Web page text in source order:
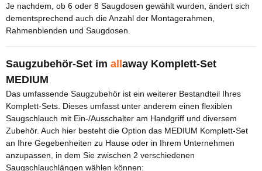
Je nachdem, ob 6 oder 8 Saugdosen gewählt wurden, ändert sich
dementsprechend auch die Anzahl der Montagerahmen,
Rahmenblenden und Saugdosen.
Saugzubehör-Set im allaway Komplett-Set
MEDIUM
Das umfassende Saugzubehör ist ein weiterer Bestandteil Ihres
Komplett-Sets. Dieses umfasst unter anderem einen flexiblen
Saugschlauch mit Ein-/Ausschalter am Handgriff und diversem
Zubehör. Auch hier besteht die Option das MEDIUM Komplett-Set
an Ihre Gegebenheiten zu Hause oder in Ihrem Unternehmen
anzupassen, in dem Sie zwischen 2 verschiedenen
Saugschlauchlängen wählen können: